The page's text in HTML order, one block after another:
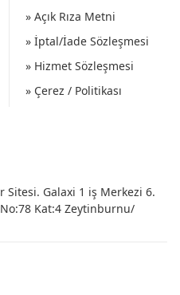
» Açık Rıza Metni
» İptal/İade Sözleşmesi
» Hizmet Sözleşmesi
» Çerez / Politikası
Galaxi 1 iş Merkezi 6.
No:78 Kat:4 Zeytinburnu/